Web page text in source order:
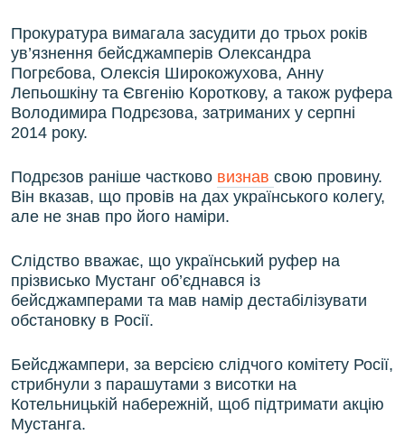
Прокуратура вимагала засудити до трьох років
ув’язнення бейсджамперів Олександра
Погрєбова, Олексія Широкожухова, Анну
Лепьошкіну та Євгенію Короткову, а також руфера
Володимира Подрєзова, затриманих у серпні
2014 року.
Подрєзов раніше частково визнав свою провину.
Він вказав, що провів на дах українського колегу,
але не знав про його наміри.
Слідство вважає, що український руфер на
прізвисько Мустанг об’єднався із
бейсджамперами та мав намір дестабілізувати
обстановку в Росії.
Бейсджампери, за версією слідчого комітету Росії,
стрибнули з парашутами з висотки на
Котельницькій набережній, щоб підтримати акцію
Мустанга.